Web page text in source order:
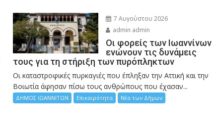
7 Αυγούστου 2026
admin admin
Οι φορείς των Ιωαννίνων
ενώνουν τις δυνάμεις
τους για τη στήριξη των πυρόπληκτων
Οι καταστροφικές πυρκαγιές που έπληξαν την Αττική και την
Bοιωτία άφησαν πίσω τους ανθρώπους που έχασαν...
ΔΗΜΟΣ ΙΩΑΝΝΙΤΩΝ Επικαιρότητα Νέα των Δήμων